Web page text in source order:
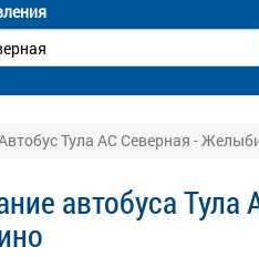
Тула АС Северная -
автобуса Тула